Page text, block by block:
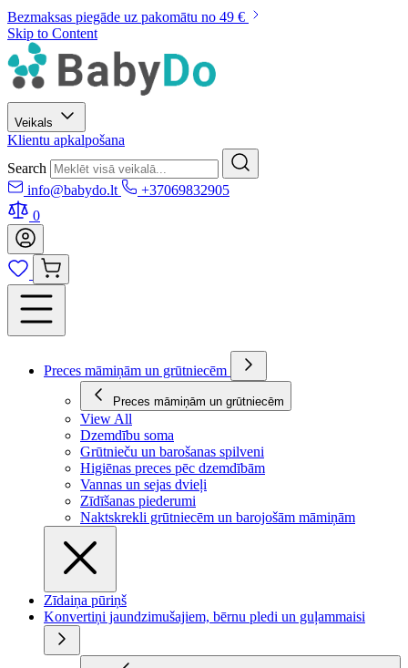
Bezmaksas piegāde uz pakomātu no 49 €
Skip to Content
Veikals
Klientu apkalpošana
Search
info@babydo.lt
+37069832905
0
Preces māmiņām un grūtniecēm
Preces māmiņām un grūtniecēm
View All
Dzemdību soma
Grūtnieču un barošanas spilveni
Higiēnas preces pēc dzemdībām
Vannas un sejas dvieļi
Zīdīšanas piederumi
Naktskrekli grūtniecēm un barojošām māmiņām
Zīdaiņa pūriņš
Konvertiņi jaundzimušajiem, bērnu pledi un guļammaisi